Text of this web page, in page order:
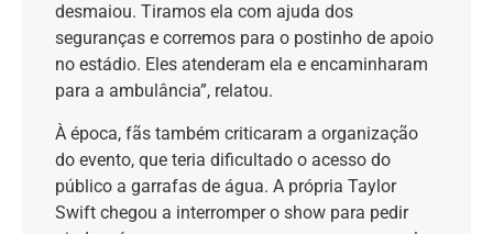
desmaiou. Tiramos ela com ajuda dos
seguranças e corremos para o postinho de apoio
no estádio. Eles atenderam ela e encaminharam
para a ambulância”, relatou.
À época, fãs também criticaram a organização
do evento, que teria dificultado o acesso do
público a garrafas de água. A própria Taylor
Swift chegou a interromper o show para pedir